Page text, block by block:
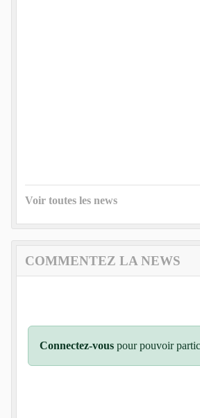
Voir toutes les news
COMMENTEZ LA NEWS
Connectez-vous pour pouvoir